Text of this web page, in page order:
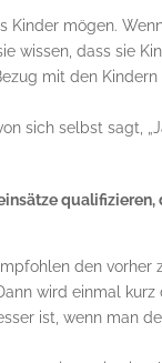
Kinder mögen.
wissen, dass sie
mit den
sich selbst sagt,
den vorher
wird einmal
ist, wenn man